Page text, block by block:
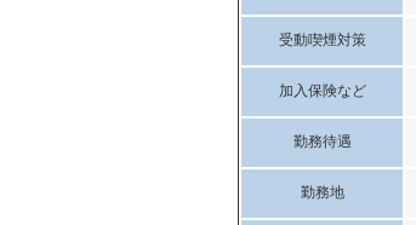
受動喫煙対策
加入保険など
勤務待遇
勤務地